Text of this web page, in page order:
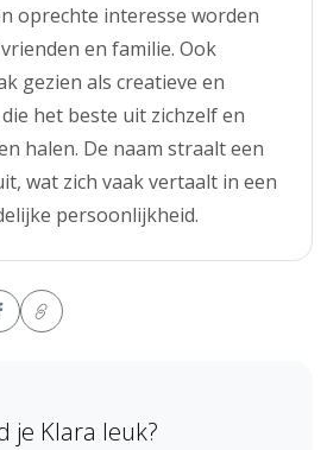
oprechte interesse worden
en familie. Ook
gezien als creatieve en
het beste uit zichzelf en
halen. De naam straalt een
wat zich vaak vertaalt in een
persoonlijkheid.
je Klara leuk?